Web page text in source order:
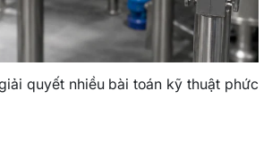
quyết nhiều bài toán kỹ thuật phức